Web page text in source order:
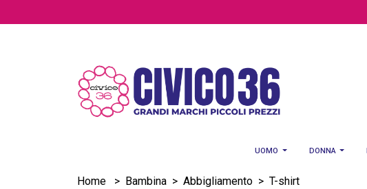
UOMO DONNA
Home > Bambina > Abbigliamento > T-shirt